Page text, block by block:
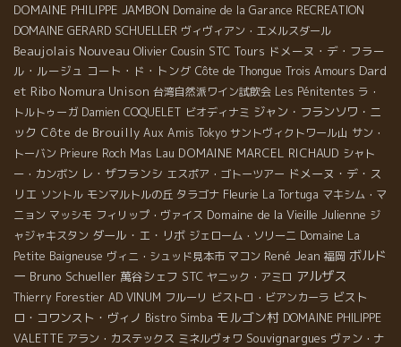
DOMAINE PHILIPPE JAMBON Domaine de la Garance RECREATION
DOMAINE GERARD SCHUELLER ヴィヴィアン・エメルスダール
Beaujolais Nouveau Olivier Cousin STC Tours ドメーヌ・デ・フラー
ル・ルージュ コート・ド・トング Côte de Thongue Trois Amours Dard
et Ribo Nomura Unison 台湾自然派ワイン試飲会 Les Pénitentes ラ・
トルトゥーガ Damien COQUELET ビオディナミ ジャン・フランソワ・ニ
ック Côte de Brouilly Aux Amis Tokyo サントヴィクトワール山 サン・
トーバン Prieure Roch Mas Lau DOMAINE MARCEL RICHAUD シャト
ー・カンボン レ・ザフランシ エスポア・ゴトーツアー ドメーヌ・デ・ス
リエ ソントル モンマルトルの丘 タラゴナ Fleurie La Tortuga マキシム・マ
ニョン マッシモ フィリップ・ヴァイス Domaine de la Vieille Julienne ジ
ャジャキスタン ダール・エ・リボ ジェローム・ソリーニ Domaine La
Petite Baigneuse ヴィニ・シュッド見本市 マコン René Jean 福岡 ボルド
ー Bruno Schueller 萬谷シェフ STC ヤニック・アミロ アルザス
Thierry Forestier AD VINUM フルーリ ビストロ・ビアンカーラ ビスト
ロ・コワンスト・ヴィノ Bistro Simba モルゴン村 DOMAINE PHILIPPE
VALETTE アラン・カステックス ミネルヴォワ Souvignargues ヴァン・ナ